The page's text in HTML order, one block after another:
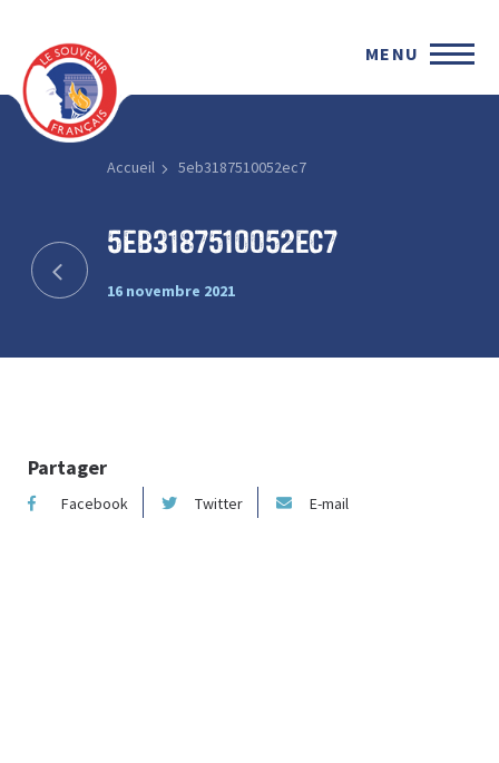
MENU
Accueil 5eb3187510052ec7
5eb3187510052ec7
16 novembre 2021
Partager
Facebook Twitter E-mail